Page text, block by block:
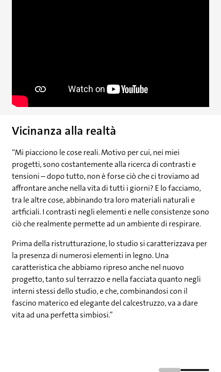
Vicinanza alla realtà
“Mi piacciono le cose reali. Motivo per cui, nei miei
progetti, sono costantemente alla ricerca di contrasti e
tensioni – dopo tutto, non è forse ciò che ci troviamo ad
affrontare anche nella vita di tutti i giorni? E lo facciamo,
tra le altre cose, abbinando tra loro materiali naturali e
artficiali. I contrasti negli elementi e nelle consistenze sono
ciò che realmente permette ad un ambiente di respirare.
Prima della ristrutturazione, lo studio si caratterizzava per
la presenza di numerosi elementi in legno. Una
caratteristica che abbiamo ripreso anche nel nuovo
progetto, tanto sul terrazzo e nella facciata quanto negli
interni stessi dello studio, e che, combinandosi con il
fascino materico ed elegante del calcestruzzo, va a dare
vita ad una perfetta simbiosi.”